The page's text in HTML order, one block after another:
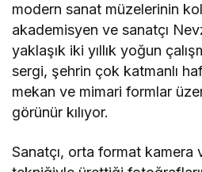
modern sanat müzelerinin
akademisyen ve sanatçı
yaklaşık iki yıllık yoğun
sergi, şehrin çok katmanlı
mekan ve mimari formlar
görünür kılıyor.
Sanatçı, orta format kamera